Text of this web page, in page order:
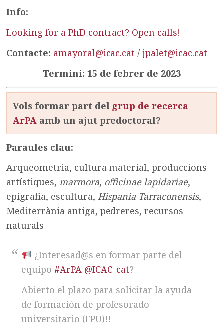
Info:
Looking for a PhD contract? Open calls!
Contacte: amayoral@icac.cat /jpalet@icac.cat
Termini: 15 de febrer de 2023
Vols formar part del grup de recerca
ArPA amb un ajut predoctoral?
Paraules clau:
Arqueometria, cultura material, produccions
artístiques,marmora, officinae lapidariae,
epigrafia, escultura,Hispania Tarraconensis,
Mediterrània antiga, pedreres, recursos
naturals
¿Interesad@s en formar parte del
equipo #ArPA @ICAC_cat?
Abierto el plazo para solicitar la ayuda
de formación de profesorado
universitario (FPU)!!